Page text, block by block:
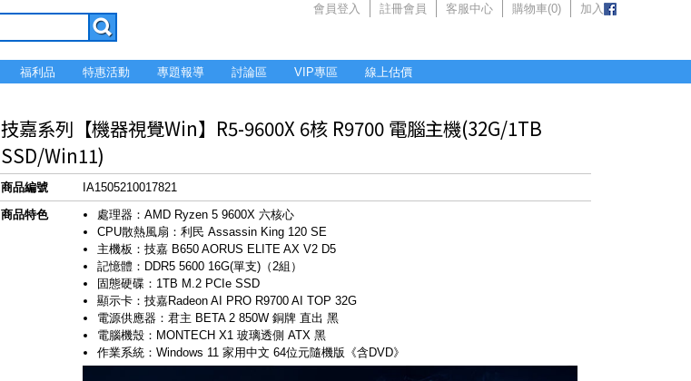
會員登入 註冊會員 客服中心 購物車(0) 加入
福利品 特惠活動 專題報導 討論區 VIP專區 線上估價
技嘉系列【機器視覺Win】R5-9600X 6核 R9700 電腦主機(32G/1TB
SSD/Win11)
商品編號
IA1505210017821
商品特色
處理器：AMD Ryzen 5 9600X 六核心
CPU散熱風扇：利民 Assassin King 120 SE
主機板：技嘉 B650 AORUS ELITE AX V2 D5
記憶體：DDR5 5600 16G(單支)（2組）
固態硬碟：1TB M.2 PCIe SSD
顯示卡：技嘉Radeon AI PRO R9700 AI TOP 32G
電源供應器：君主 BETA 2 850W 銅牌 直出 黑
電腦機殼：MONTECH X1 玻璃透側 ATX 黑
作業系統：Windows 11 家用中文 64位元隨機版《含DVD》